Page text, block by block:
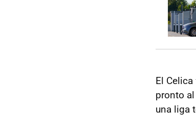
El
pronto
una liga